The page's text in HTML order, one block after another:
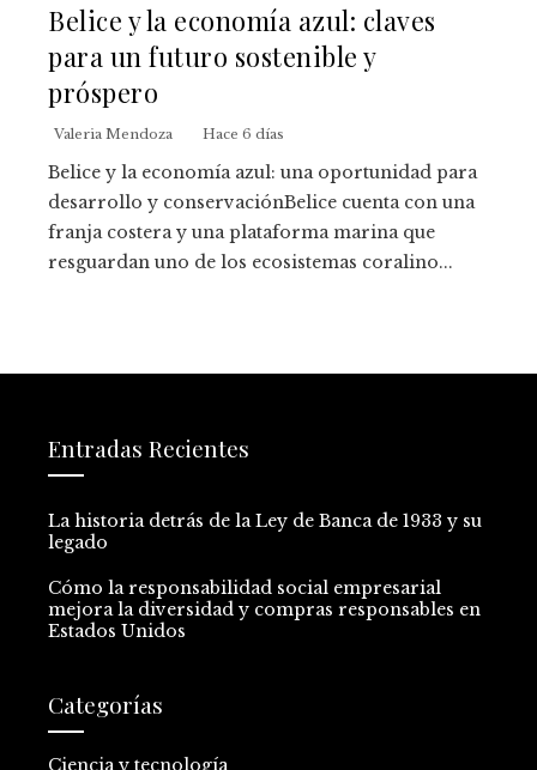
Belice y la economía azul: claves
para un futuro sostenible y
próspero
Valeria Mendoza Hace 6 días
Belice y la economía azul: una oportunidad para
desarrollo y conservaciónBelice cuenta con una
franja costera y una plataforma marina que
resguardan uno de los ecosistemas coralino...
Entradas Recientes
La historia detrás de la Ley de Banca de 1933 y su
legado
Cómo la responsabilidad social empresarial
mejora la diversidad y compras responsables en
Estados Unidos
Categorías
Ciencia y tecnología